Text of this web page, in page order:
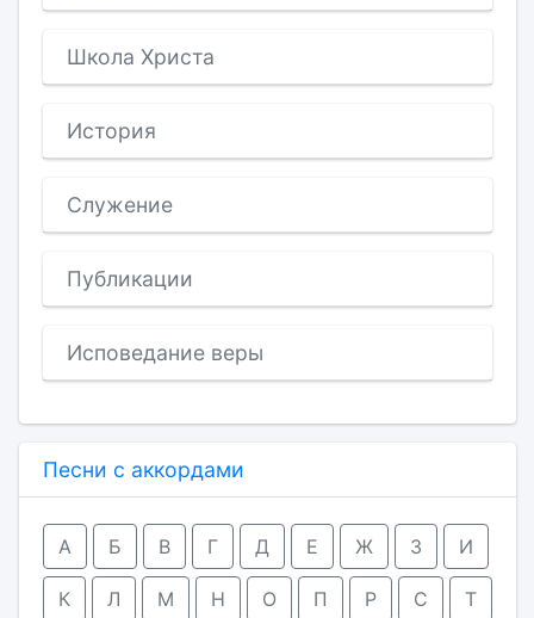
Школа Христа
История
Служение
Публикации
Исповедание веры
Песни с аккордами
А Б В Г Д Е Ж З И
К Л М Н О П Р С Т